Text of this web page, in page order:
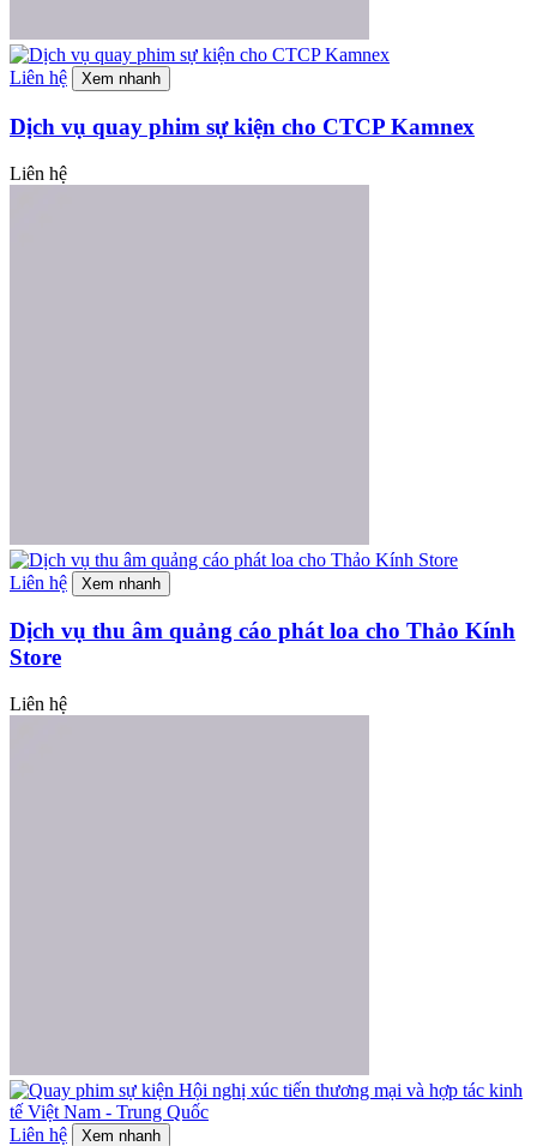
Liên hệ Xem nhanh
Dịch vụ quay phim sự kiện cho CTCP Kamnex
Liên hệ
Liên hệ Xem nhanh
Dịch vụ thu âm quảng cáo phát loa cho Thảo Kính
Store
Liên hệ
Liên hệ Xem nhanh